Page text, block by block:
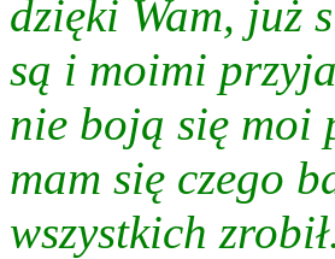
dzięki Wam, już
są i moimi
nie boją się moi
mam się czego
wszystkich